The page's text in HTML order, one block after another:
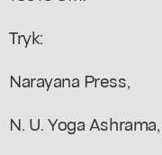
Tryk:
Narayana Press,
N. U. Yoga Ashrama,